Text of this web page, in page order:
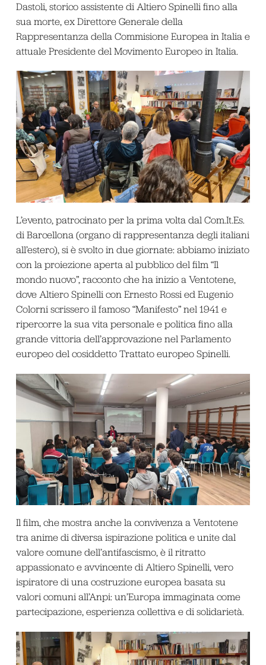
Dastoli, storico assistente di Altiero Spinelli fino alla
sua morte, ex Direttore Generale della
Rappresentanza della Commisione Europea in Italia e
attuale Presidente del Movimento Europeo in Italia.
L’evento, patrocinato per la prima volta dal Com.It.Es.
di Barcellona (organo di rappresentanza degli italiani
all’estero), si è svolto in due giornate: abbiamo iniziato
con la proiezione aperta al pubblico del film “Il
mondo nuovo”, racconto che ha inizio a Ventotene,
dove Altiero Spinelli con Ernesto Rossi ed Eugenio
Colorni scrissero il famoso “Manifesto” nel 1941 e
ripercorre la sua vita personale e politica fino alla
grande vittoria dell’approvazione nel Parlamento
europeo del cosiddetto Trattato europeo Spinelli.
Il film, che mostra anche la convivenza a Ventotene
tra anime di diversa ispirazione politica e unite dal
valore comune dell’antifascismo, è il ritratto
appassionato e avvincente di Altiero Spinelli, vero
ispiratore di una costruzione europea basata su
valori comuni all’Anpi: un’Europa immaginata come
partecipazione, esperienza collettiva e di solidarietà.